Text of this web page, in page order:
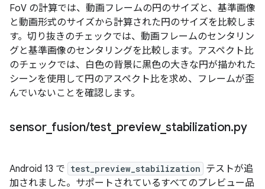
FoV の計算では、動画フレームの円のサイズと、基準画像
と動画形式のサイズから計算された円のサイズを比較しま
す。切り抜きのチェックでは、動画フレームのセンタリン
グと基準画像のセンタリングを比較します。アスペクト比
のチェックでは、白色の背景に黒色の大きな円が描かれた
シーンを使用して円のアスペクト比を求め、フレームが歪
んでいないことを確認します。
sensor_ fusion/test_ preview_stabilization.py
Android 13 で test_preview_stabilization テストが追
加されました。サポートされているすべてのプレビュー品